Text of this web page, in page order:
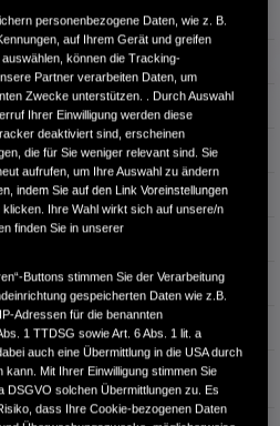
1.500 km
Benzin
Automatik
4
135 kW / 184 PS
1.993 cm³
03.2025
SUV
personenbezogene Daten, wie z. B.
auf Ihrem Gerät und greifen
können die Tracking-
Partner verarbeiten Daten, um
Zwecke unterstützen. . Durch Auswahl
Ihrer Einwilligung werden diese
deaktiviert sind, erscheinen
die für Sie weniger relevant sind. Sie
aufrufen, um Ihre Auswahl zu ändern
indem Sie auf den Link Voreinstellungen
Ihre Wahl wirkt sich auf unsere/n
finden Sie in unserer
Buttons stimmen Sie der Verarbeitung
gespeicherten Daten wie z.B.
Adressen für die benannten
1 TTDSG sowie Art. 6 Abs. 1 lit. a
auch eine Übermittlung in die USA durch
Mit Ihrer Einwilligung stimmen Sie
DSGVO solchen Übermittlungen zu. Es
dass Ihre Cookie-bezogenen Daten